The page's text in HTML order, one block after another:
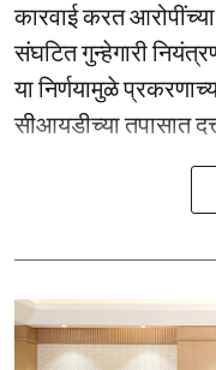
कारवाई करत आरोपींच्या
संघटित गुन्हेगारी
या निर्णयामुळे
सीआयडीच्या तपासात